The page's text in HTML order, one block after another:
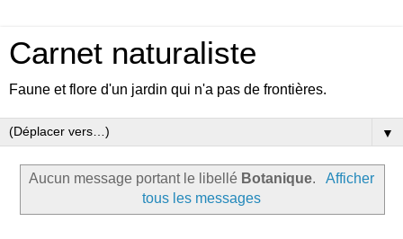
Carnet naturaliste
Faune et flore d'un jardin qui n'a pas de frontières.
▼
Aucun message portant le libellé Botanique.
Afficher
tous les messages